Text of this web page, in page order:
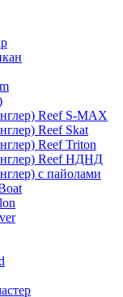
Reef S-MAX
Reef Skat
Reef Triton
Reef НДНД
с пайолами